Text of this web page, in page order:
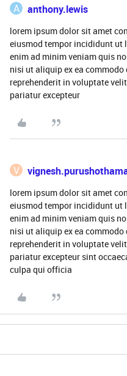
A anthony.lewis
lorem ipsum dolor sit amet
eiusmod tempor incididunt ut
enim ad minim veniam quis
nisi ut aliquip ex ea
reprehenderit in voluptate
pariatur excepteur
V
lorem ipsum dolor sit amet
eiusmod tempor incididunt ut
enim ad minim veniam quis
nisi ut aliquip ex ea
reprehenderit in voluptate
pariatur excepteur sint
culpa qui officia